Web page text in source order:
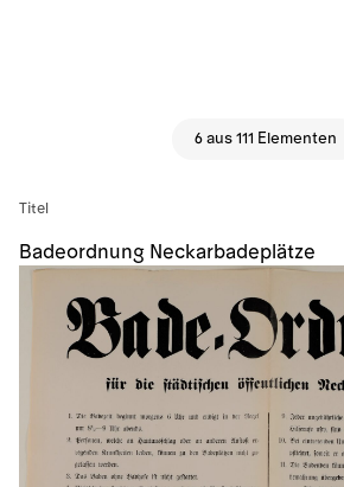
6 aus 111 Elementen
Titel
Badeordnung Neckarbadeplätze